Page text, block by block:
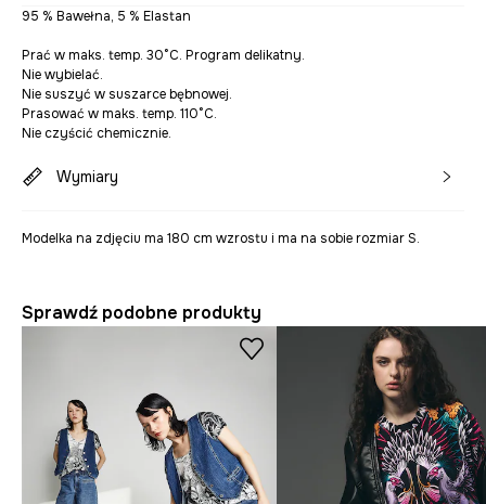
95 % Bawełna, 5 % Elastan
Prać w maks. temp. 30°C. Program delikatny.
Nie wybielać.
Nie suszyć w suszarce bębnowej.
Prasować w maks. temp. 110°C.
Nie czyścić chemicznie.
Wymiary
Modelka na zdjęciu ma 180 cm wzrostu i ma na sobie rozmiar S.
Sprawdź podobne produkty